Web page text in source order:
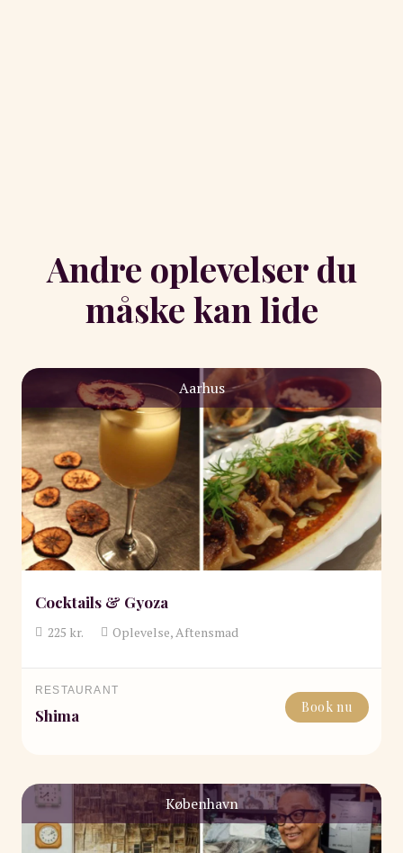
Andre oplevelser du
måske kan lide
Aarhus
Cocktails & Gyoza
225 kr. Oplevelse, Aftensmad
RESTAURANT
Shima Book nu
København